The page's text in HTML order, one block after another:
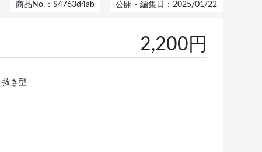
商品No.：S4763d4ab 公開・編集日：2025/01/22
2,200円
抜き型